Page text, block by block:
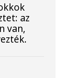
az
van,